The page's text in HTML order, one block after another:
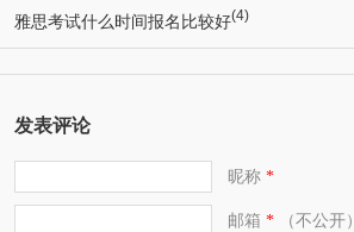
雅思考试什么时间报名比较好(4)
发表评论
昵称*
邮箱 *（不公开）